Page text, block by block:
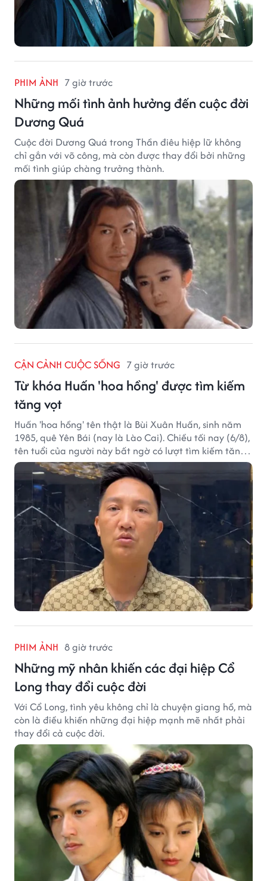
PHIM ẢNH 7 giờ trước
Những mối tình ảnh hưởng đến cuộc đời
Dương Quá
Cuộc đời Dương Quá trong Thần điêu hiệp lữ không
chỉ gắn với võ công, mà còn được thay đổi bởi những
mối tình giúp chàng trưởng thành.
CẬN CẢNH CUỘC SỐNG 7 giờ trước
Từ khóa Huấn 'hoa hồng' được tìm kiếm
tăng vọt
Huấn 'hoa hồng' tên thật là Bùi Xuân Huấn, sinh năm
1985, quê Yên Bái (nay là Lào Cai). Chiều tối nay (6/8),
tên tuổi của người này bất ngờ có lượt tìm kiếm tăng
vọt.
PHIM ẢNH 8 giờ trước
Những mỹ nhân khiến các đại hiệp Cổ
Long thay đổi cuộc đời
Với Cổ Long, tình yêu không chỉ là chuyện giang hồ, mà
còn là điều khiến những đại hiệp mạnh mẽ nhất phải
thay đổi cả cuộc đời.